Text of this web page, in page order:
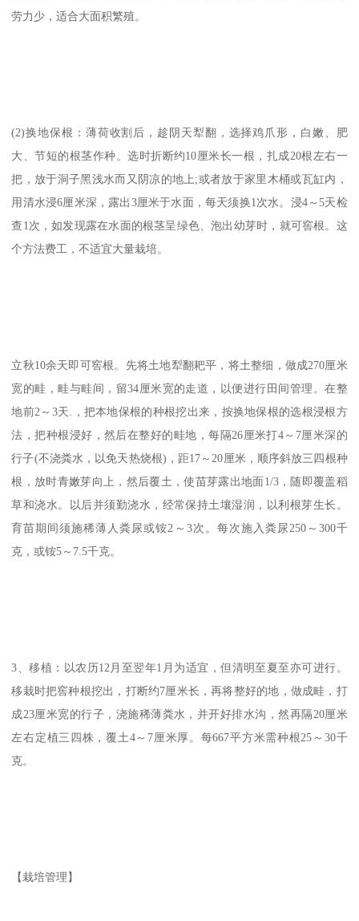
劳力少，适合大面积繁殖。
(2)换地保根：薄荷收割后，趁阴天犁翻，选择鸡爪形，白嫩、肥
大、节短的根茎作种。选时折断约10厘米长一根，扎成20根左右一
把，放于洞子黑浅水而又阴凉的地上;或者放于家里木桶或瓦缸内，
用清水浸6厘米深，露出3厘米于水面，每天须换1次水。浸4～5天检
查1次，如发现露在水面的根茎呈绿色、泡出幼芽时，就可窖根。这
个方法费工，不适宜大量栽培。
立秋10余天即可窖根。先将土地犁翻耙平，将土整细，做成270厘米
宽的畦，畦与畦间，留34厘米宽的走道，以便进行田间管理。在整
地前2～3天.，把本地保根的种根挖出来，按换地保根的选根浸根方
法，把种根浸好，然后在整好的畦地，每隔26厘米打4～7厘米深的
行子(不浇粪水，以免天热烧根)，距17～20厘米，顺序斜放三四根种
根，放时青嫩芽向上，然后覆土，使苗芽露出地面1/3，随即覆盖稻
草和浇水。以后并须勤浇水，经常保持土壤湿润，以利根芽生长。
育苗期间须施稀薄人粪尿或铵2～3次。每次施入粪尿250～300千
克，或铵5～7.5千克。
3、移植：以农历12月至翌年1月为适宜，但清明至夏至亦可进行。
移栽时把窖种根挖出，打断约7厘米长，再将整好的地，做成畦，打
成23厘米宽的行子，浇施稀薄粪水，并开好排水沟，然再隔20厘米
左右定植三四株，覆土4～7厘米厚。每667平方米需种根25～30千
克。
【栽培管理】